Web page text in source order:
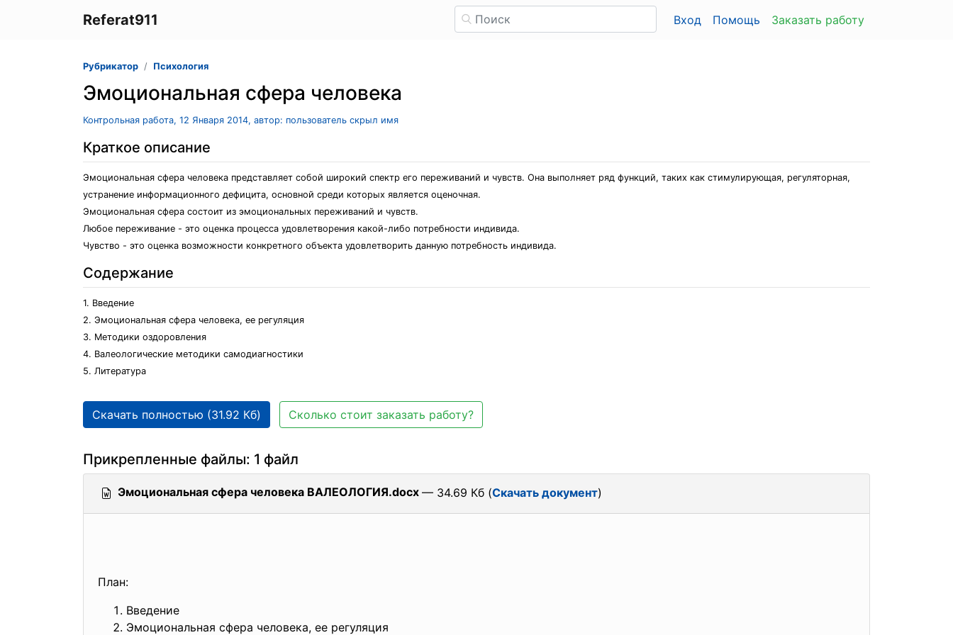
Referat911 Вход Помощь Заказать работу
Рубрикатор Психология
Эмоциональная сфера человека
Контрольная работа, 12 Января 2014, автор: пользователь скрыл имя
Краткое описание
Эмоциональная сфера человека представляет собой широкий спектр его переживаний и чувств. Она выполняет ряд функций, таких как стимулирующая, регуляторная,
устранение информационного дефицита, основной среди которых является оценочная.
Эмоциональная сфера состоит из эмоциональных переживаний и чувств.
Любое переживание - это оценка процесса удовлетворения какой-либо потребности индивида.
Чувство - это оценка возможности конкретного объекта удовлетворить данную потребность индивида.
Содержание
1. Введение
2. Эмоциональная сфера человека, ее регуляция
3. Методики оздоровления
4. Валеологические методики самодиагностики
5. Литература
Скачать полностью (31.92 Кб) Сколько стоит заказать работу?
Прикрепленные файлы: 1 файл
Эмоциональная сфера человека ВАЛЕОЛОГИЯ.docx — 34.69 Кб (Скачать документ)
План:
Введение
Эмоциональная сфера человека, ее регуляция